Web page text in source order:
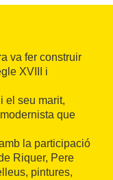
va fer construir
XVIII i
el seu marit,
que
la participació
Riquer, Pere
pintures,